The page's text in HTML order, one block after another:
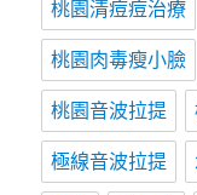
桃園清痘痘治療
桃園肉毒瘦小臉
桃園音波拉提
極線音波拉提